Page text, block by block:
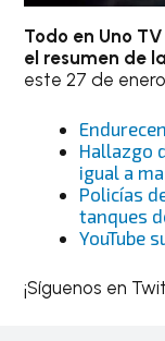
Todo en Uno
el resumen de
este 27 de
Hallazgo
igual a
Policías
tanques
YouTube
¡Síguenos en